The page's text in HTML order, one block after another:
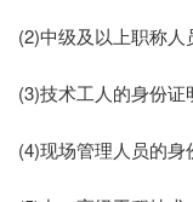
(2)中级及以上职称
(3)技术工人的身份
(4)现场管理人员的